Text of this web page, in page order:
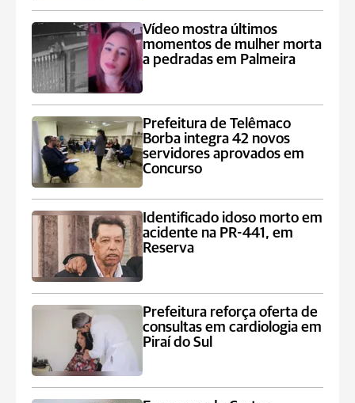
Vídeo mostra últimos
momentos de mulher morta
a pedradas em Palmeira
Prefeitura de Telêmaco
Borba integra 42 novos
servidores aprovados em
Concurso
Identificado idoso morto em
acidente na PR-441, em
Reserva
Prefeitura reforça oferta de
consultas em cardiologia em
Piraí do Sul